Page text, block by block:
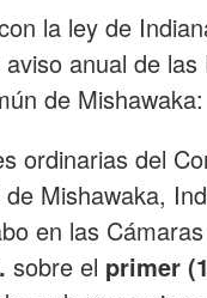
la ley de
anual de las
de Mishawaka:
ordinarias del
Mishawaka,
en las
sobre el primer